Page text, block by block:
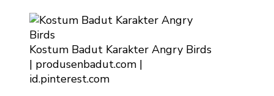
Kostum Badut Karakter Angry Birds
| produsenbadut.com |
id.pinterest.com